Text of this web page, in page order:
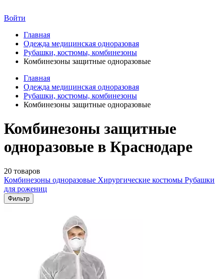
Войти
Главная
Одежда медицинская одноразовая
Рубашки, костюмы, комбинезоны
Комбинезоны защитные одноразовые
Главная
Одежда медицинская одноразовая
Рубашки, костюмы, комбинезоны
Комбинезоны защитные одноразовые
Комбинезоны защитные
одноразовые в Краснодаре
20 товаров
Комбинезоны одноразовые Хирургические костюмы Рубашки
для рожениц
Фильтр